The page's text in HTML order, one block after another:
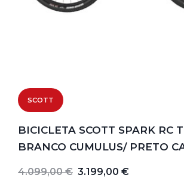
SCOTT
BICICLETA SCOTT SPARK RC
BRANCO CUMULUS/ PRETO
4.099,00 € 3.199,00 €